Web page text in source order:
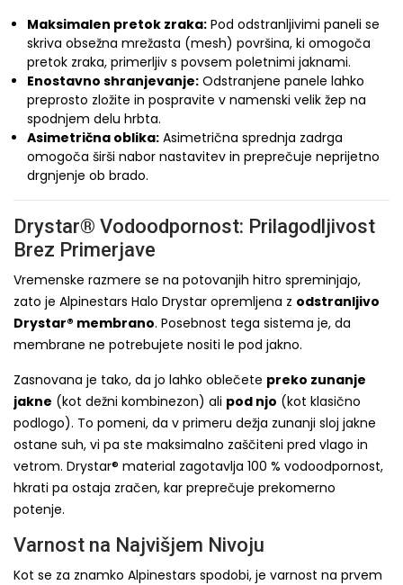
Maksimalen pretok zraka: Pod odstranljivimi paneli se
skriva obsežna mrežasta (mesh) površina, ki omogoča
pretok zraka, primerljiv s povsem poletnimi jaknami.
Enostavno shranjevanje: Odstranjene panele lahko
preprosto zložite in pospravite v namenski velik žep na
spodnjem delu hrbta.
Asimetrična oblika: Asimetrična sprednja zadrga
omogoča širši nabor nastavitev in preprečuje neprijetno
drgnjenje ob brado.
Drystar® Vodoodpornost: Prilagodljivost
Brez Primerjave
Vremenske razmere se na potovanjih hitro spreminjajo,
zato je Alpinestars Halo Drystar opremljena z odstranljivo
Drystar® membrano. Posebnost tega sistema je, da
membrane ne potrebujete nositi le pod jakno.
Zasnovana je tako, da jo lahko oblečete preko zunanje
jakne (kot dežni kombinezon) ali pod njo (kot klasično
podlogo). To pomeni, da v primeru dežja zunanji sloj jakne
ostane suh, vi pa ste maksimalno zaščiteni pred vlago in
vetrom. Drystar® material zagotavlja 100 % vodoodpornost,
hkrati pa ostaja zračen, kar preprečuje prekomerno
potenje.
Varnost na Najvišjem Nivoju
Kot se za znamko Alpinestars spodobi, je varnost na prvem